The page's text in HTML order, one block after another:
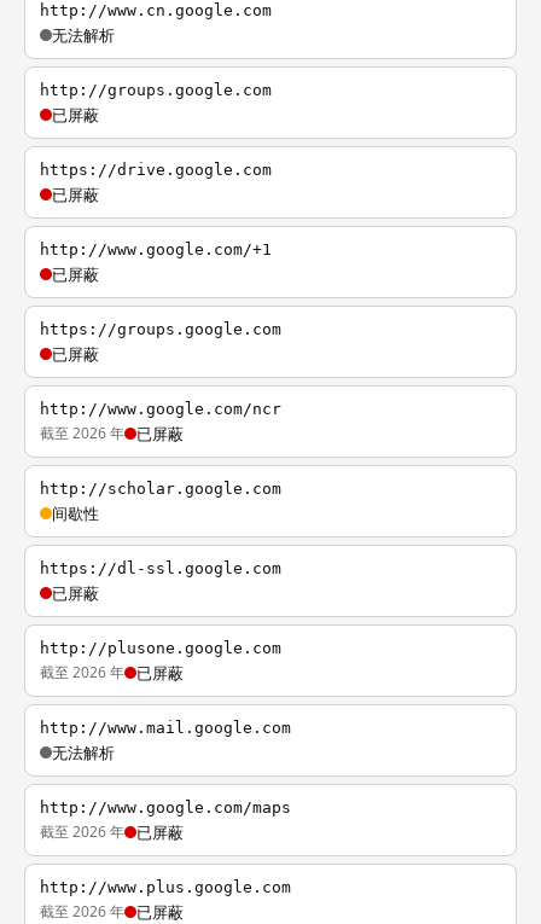
http://www.cn.google.com
无法解析
http://groups.google.com
已屏蔽
https://drive.google.com
已屏蔽
http://www.google.com/+1
已屏蔽
https://groups.google.com
已屏蔽
http://www.google.com/ncr
截至 2026 年 已屏蔽
http://scholar.google.com
间歇性
https://dl-ssl.google.com
已屏蔽
http://plusone.google.com
截至 2026 年 已屏蔽
http://www.mail.google.com
无法解析
http://www.google.com/maps
截至 2026 年 已屏蔽
http://www.plus.google.com
截至 2026 年 已屏蔽